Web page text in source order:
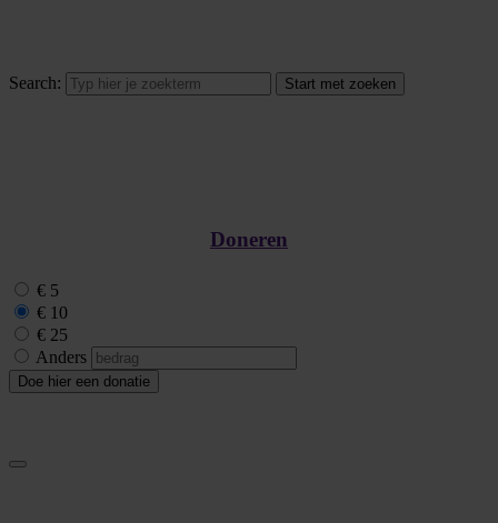
Search:
Doneren
€ 5
€ 10
€ 25
Anders
Doe hier een donatie